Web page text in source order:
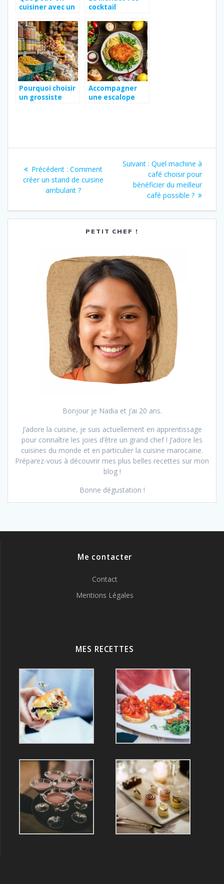
cuisiner avec un
massala ?
cocktail
limonade et
grenadine, la
recette facile
pour débutants
Pourquoi choisir
un grossiste
Accompagner
une escalope
de
l’article
Précédent : Article
précédent
:
Comment
créer un stand de cuisine
ambulant ?
Suivant : Article
suivant
:
Quel machine à
café choisir pour
bénéficier du meilleur
café possible ?
PETIT CHEF !
Bonjour je Nadia et j’ai 20 ans.
J’adore la cuisine, je suis actuellement en apprentissage
pour connaître les joies d’être un grand chef ! J’adore les
cuisines du monde et en particulier la cuisine marocaine.
Préparez-vous à découvrir mes plus belles recettes sur mon
blog !
Bonne dégustation !
Me contacter
Contact
Mentions Légales
MES RECETTES